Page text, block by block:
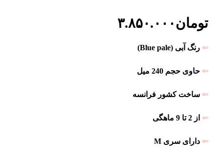
تومان۳.۸۵۰.۰۰۰
⇐رنگ آبی (Blue pale)
⇐حاوی حجم 240 میل
⇐ساخت کشور فرانسه
⇐ از 2 تا 9 ماهگی
⇐ دارای سری M